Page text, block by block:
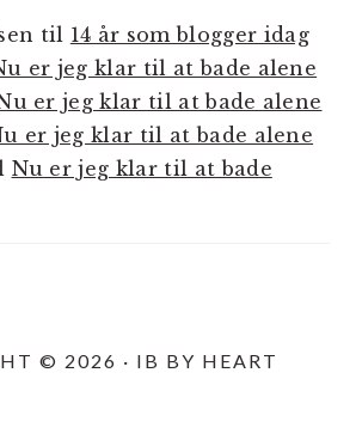
til 14 år som blogger idag
er jeg klar til at bade alene
er jeg klar til at bade alene
er jeg klar til at bade alene
Nu er jeg klar til at bade
© 2026 · IB BY HEART